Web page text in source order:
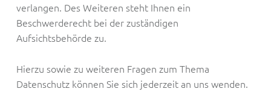
verlangen. Des Weiteren steht Ihnen ein
Beschwerderecht bei der zuständigen
Aufsichtsbehörde zu.
Hierzu sowie zu weiteren Fragen zum Thema
Datenschutz können Sie sich jederzeit an uns wenden.